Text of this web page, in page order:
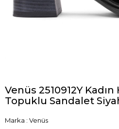
Venüs 2510912Y
Topuklu Sandalet
Marka : Venüs